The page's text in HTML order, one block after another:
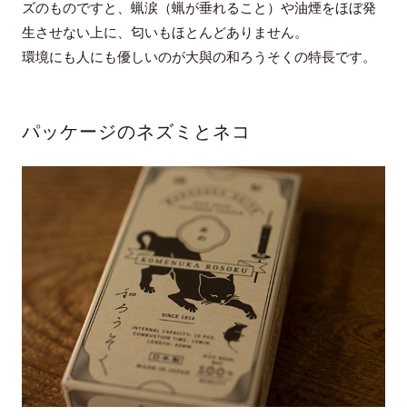
ズのものですと、蝋涙（蝋が垂れること）や油煙をほぼ発
生させない上に、匂いもほとんどありません。
環境にも人にも優しいのが大與の和ろうそくの特長です。
パッケージのネズミとネコ